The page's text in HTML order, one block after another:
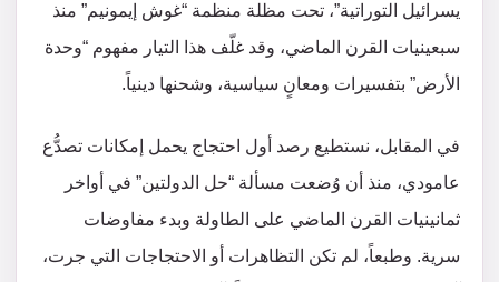
يسرائيل التوراتية”، تحت مظلة منظمة “غوش إيمونيم” منذ
سبعينيات القرن الماضي، وقد غلّف هذا التيار مفهوم “وحدة
الأرض” بتفسيرات ومعانٍ سياسية، وشحنها دينياً.
في المقابل، نستطيع رصد أول احتجاج يحمل إمكانات تصدُّع
عامودي، منذ أن وُضعت مسألة “حل الدولتين” في أواخر
ثمانينيات القرن الماضي على الطاولة وبدء مفاوضات
سرية. وطبعاً، لم تكن التظاهرات أو الاحتجاجات التي جرت،